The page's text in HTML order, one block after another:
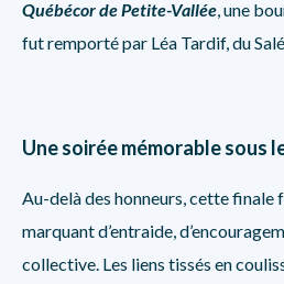
Québécor de Petite-Vallée, une
fut remporté par Léa Tardif, du
Une soirée mémorable sous
Au-delà des honneurs, cette
marquant d’entraide,
collective. Les liens tissés en